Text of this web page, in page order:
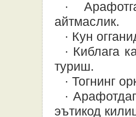
·
айтмаслик.
· Кун
· Киблага
туриш.
· Тогнинг
·
эътикод